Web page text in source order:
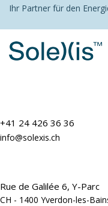
Skip
content
Ihr Partner für den
+41 24 426 36 36
info@solexis.ch
Rue de Galilée 6, Y-Parc
CH - 1400 Yverdon-les-